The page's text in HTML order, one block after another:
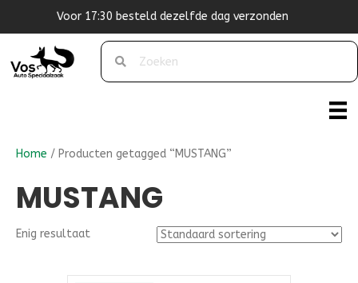
dezelfde dag verzonden
Home / Producten getagged “MUSTANG”
MUSTANG
Enig resultaat